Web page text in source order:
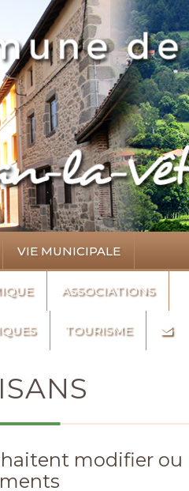
VIE MUNICIPALE
ASSOCIATIONS
TOURISME
modifier ou